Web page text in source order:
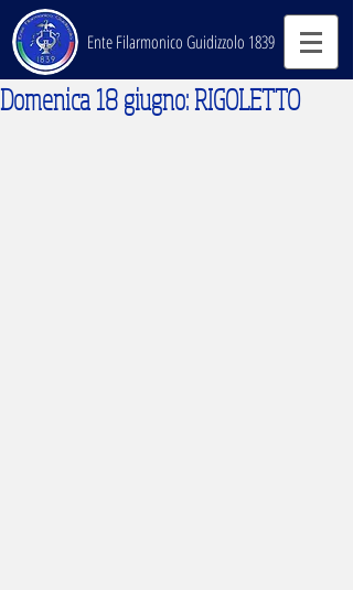
Ente Filarmonico Guidizzolo 1839
Domenica 18 giugno: RIGOLETTO